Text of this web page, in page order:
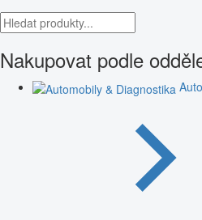
Nakupovat podle